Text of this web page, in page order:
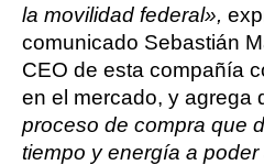
la movilidad federal»,
comunicado Sebastián
CEO de esta compañía
en el mercado, y agrega
proceso de compra que
tiempo y energía a